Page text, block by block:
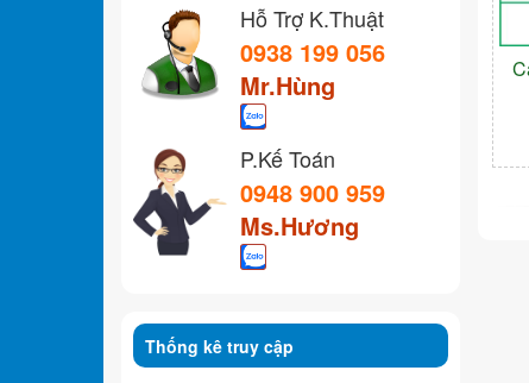
Hỗ Trợ K.Thuật
0938 199 056
Mr.Hùng
P.Kế Toán
0948 900 959
Ms.Hương
Thống kê truy cập